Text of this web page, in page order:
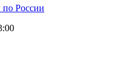
по России